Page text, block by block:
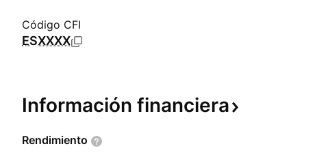
Código CFI
ESXXXX
Información financiera
Rendimiento